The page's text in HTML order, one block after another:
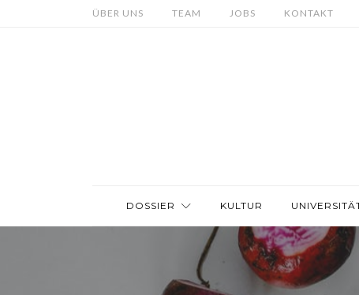
ÜBER UNS TEAM JOBS KONTAKT
DOSSIER KULTUR